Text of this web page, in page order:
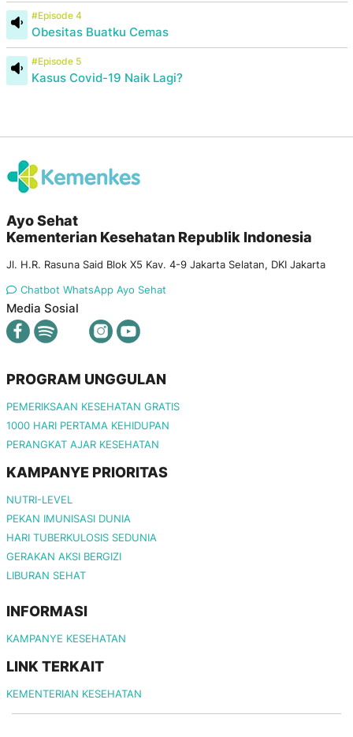
#Episode 4
Obesitas Buatku Cemas
#Episode 5
Kasus Covid-19 Naik Lagi?
Ayo Sehat
Kementerian Kesehatan Republik Indonesia
Jl. H.R. Rasuna Said Blok X5 Kav. 4-9 Jakarta Selatan, DKI Jakarta
Chatbot WhatsApp Ayo Sehat
Media Sosial
PROGRAM UNGGULAN
PEMERIKSAAN KESEHATAN GRATIS
1000 HARI PERTAMA KEHIDUPAN
PERANGKAT AJAR KESEHATAN
KAMPANYE PRIORITAS
NUTRI-LEVEL
PEKAN IMUNISASI DUNIA
HARI TUBERKULOSIS SEDUNIA
GERAKAN AKSI BERGIZI
LIBURAN SEHAT
INFORMASI
KAMPANYE KESEHATAN
LINK TERKAIT
KEMENTERIAN KESEHATAN